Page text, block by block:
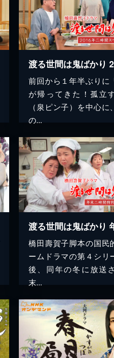
前回から１年半ぶりに
が帰ってきた！孤立
（泉ピン子）を中心に
の...
橋田壽賀子脚本の国民
ームドラマの第４シリ
後、同年の冬に放送
末...